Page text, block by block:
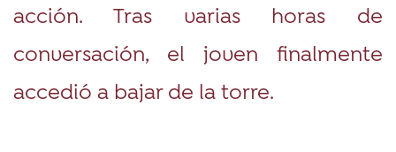
acción. Tras varias horas de
conversación, el joven finalmente
accedió a bajar de la torre.